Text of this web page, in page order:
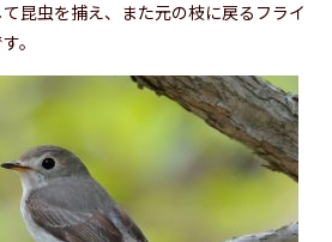
昆虫を捕え、また元の枝に戻るフライ
。